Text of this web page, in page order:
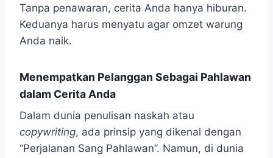
Tanpa penawaran, cerita Anda hanya hiburan.
Keduanya harus menyatu agar omzet warung
Anda naik.
Menempatkan Pelanggan Sebagai Pahlawan
dalam Cerita Anda
Dalam dunia penulisan naskah atau
copywriting, ada prinsip yang dikenal dengan
“Perjalanan Sang Pahlawan”. Namun, di dunia